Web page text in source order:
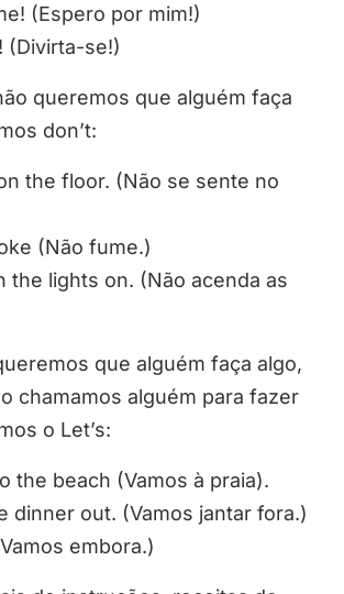
(Espero por mim!)
(Divirta-se!)
queremos que alguém faça
don’t:
the floor. (Não se sente no
(Não fume.)
the lights on. (Não acenda as
que alguém faça algo,
chamamos alguém para fazer
o Let’s:
the beach (Vamos à praia).
dinner out. (Vamos jantar fora.)
embora.)